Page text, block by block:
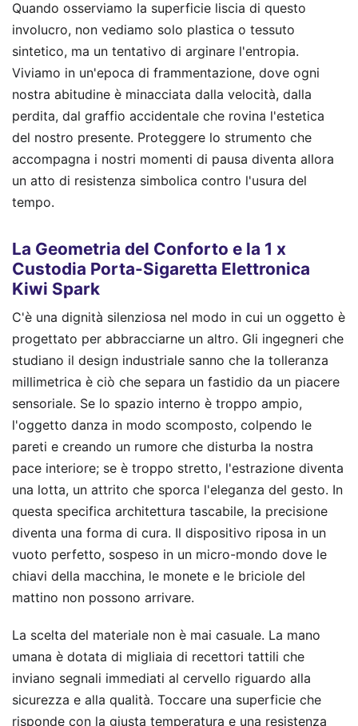
Quando osserviamo la superficie liscia di questo
involucro, non vediamo solo plastica o tessuto
sintetico, ma un tentativo di arginare l'entropia.
Viviamo in un'epoca di frammentazione, dove ogni
nostra abitudine è minacciata dalla velocità, dalla
perdita, dal graffio accidentale che rovina l'estetica
del nostro presente. Proteggere lo strumento che
accompagna i nostri momenti di pausa diventa allora
un atto di resistenza simbolica contro l'usura del
tempo.
La Geometria del Conforto e la 1 x
Custodia Porta-Sigaretta Elettronica
Kiwi Spark
C'è una dignità silenziosa nel modo in cui un oggetto è
progettato per abbracciarne un altro. Gli ingegneri che
studiano il design industriale sanno che la tolleranza
millimetrica è ciò che separa un fastidio da un piacere
sensoriale. Se lo spazio interno è troppo ampio,
l'oggetto danza in modo scomposto, colpendo le
pareti e creando un rumore che disturba la nostra
pace interiore; se è troppo stretto, l'estrazione diventa
una lotta, un attrito che sporca l'eleganza del gesto. In
questa specifica architettura tascabile, la precisione
diventa una forma di cura. Il dispositivo riposa in un
vuoto perfetto, sospeso in un micro-mondo dove le
chiavi della macchina, le monete e le briciole del
mattino non possono arrivare.
La scelta del materiale non è mai casuale. La mano
umana è dotata di migliaia di recettori tattili che
inviano segnali immediati al cervello riguardo alla
sicurezza e alla qualità. Toccare una superficie che
risponde con la giusta temperatura e una resistenza